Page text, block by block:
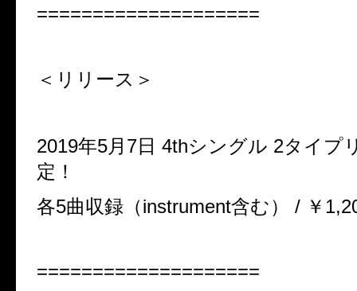
====================
＜リリース＞
2019年5月7日 4thシングル 2タイプ
定！
各5曲収録（instrument含む） / ￥
====================